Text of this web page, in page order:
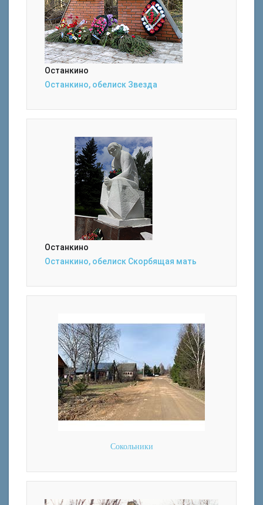
Останкино
Останкино, обелиск Звезда
Останкино
Останкино, обелиск Скорбящая мать
Сокольники